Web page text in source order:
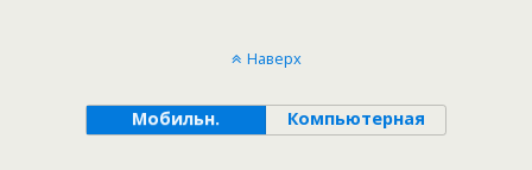
Наверх
Мобильн. Компьютерная